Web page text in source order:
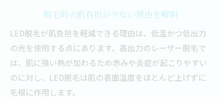
痛みを感じにくいLED脱毛のリアルな声
脱毛が苦手な部位でのLED体験共有
従来脱毛とLED脱毛の違いを検証
従来脱毛とLED脱毛の痛み比較結果
脱毛方法による痛みと効果の違い分析
脱毛時の肌負担が少ない理由を解明
LED脱毛が肌負担を軽減できる理由は、低温かつ低出力
の光を使用する点にあります。高出力のレーザー脱毛で
は、肌に強い熱が加わるため赤みや炎症が起こりやすい
のに対し、LED脱毛は肌の表面温度をほとんど上げずに
毛根に作用します。